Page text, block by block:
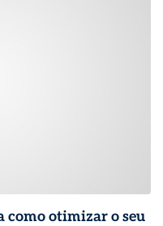
como otimizar o seu